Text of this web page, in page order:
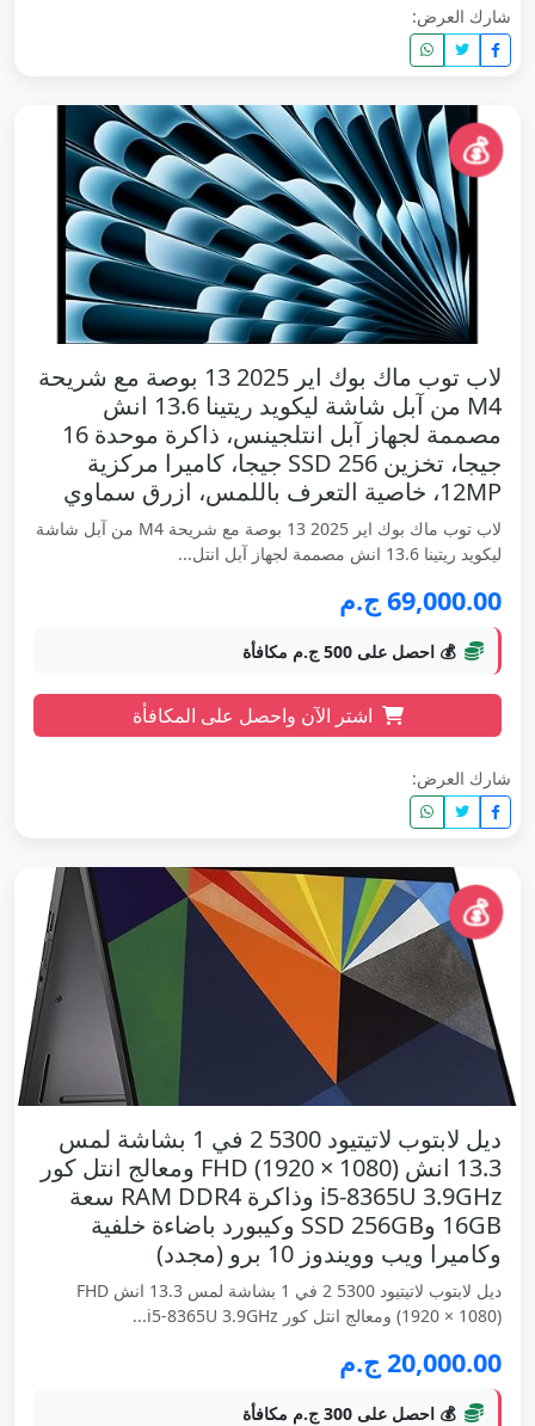
شارك العرض:
💰
لاب توب ماك بوك اير 2025 13 بوصة مع شريحة
M4 من آبل شاشة ليكويد ريتينا 13.6 انش
مصممة لجهاز آبل انتلجينس، ذاكرة موحدة 16
جيجا، تخزين SSD 256 جيجا، كاميرا مركزية
12MP، خاصية التعرف باللمس، ازرق سماوي
لاب توب ماك بوك اير 2025 13 بوصة مع شريحة M4 من آبل شاشة
ليكويد ريتينا 13.6 انش مصممة لجهاز آبل انتل...
69,000.00 ج.م
💰 احصل على 500 ج.م مكافأة
اشتر الآن واحصل على المكافأة
شارك العرض:
💰
ديل لابتوب لاتيتيود 5300 2 في 1 بشاشة لمس
13.3 انش FHD (1920 × 1080) ومعالج انتل كور
i5-8365U 3.9GHz وذاكرة RAM DDR4 سعة
16GB وSSD 256GB وكيبورد باضاءة خلفية
وكاميرا ويب وويندوز 10 برو (مجدد)
ديل لابتوب لاتيتيود 5300 2 في 1 بشاشة لمس 13.3 انش FHD
(1920 × 1080) ومعالج انتل كور i5-8365U 3.9GHz...
20,000.00 ج.م
💰 احصل على 300 ج.م مكافأة